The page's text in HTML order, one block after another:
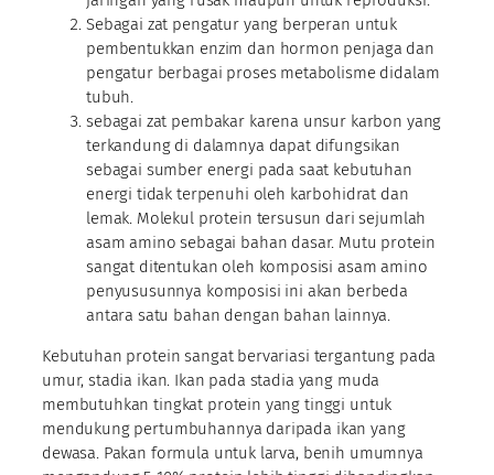
Sebagai zat pengatur yang berperan untuk
pembentukkan enzim dan hormon penjaga dan
pengatur berbagai proses metabolisme didalam
tubuh.
sebagai zat pembakar karena unsur karbon yang
terkandung di dalamnya dapat difungsikan
sebagai sumber energi pada saat kebutuhan
energi tidak terpenuhi oleh karbohidrat dan
lemak. Molekul protein tersusun dari sejumlah
asam amino sebagai bahan dasar. Mutu protein
sangat ditentukan oleh komposisi asam amino
penyususunnya komposisi ini akan berbeda
antara satu bahan dengan bahan lainnya.
Kebutuhan protein sangat bervariasi tergantung pada
umur, stadia ikan. Ikan pada stadia yang muda
membutuhkan tingkat protein yang tinggi untuk
mendukung pertumbuhannya daripada ikan yang
dewasa. Pakan formula untuk larva, benih umumnya